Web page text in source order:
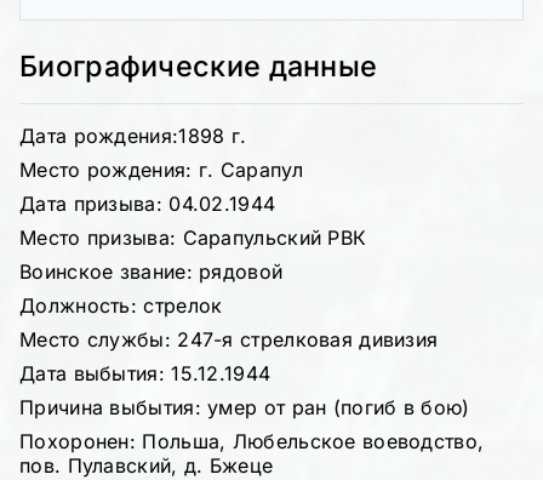
Биографические данные
Дата рождения:1898 г.
Место рождения: г. Сарапул
Дата призыва: 04.02.1944
Место призыва: Сарапульский РВК
Воинское звание: рядовой
Должность: стрелок
Место службы: 247-я стрелковая дивизия
Дата выбытия: 15.12.1944
Причина выбытия: умер от ран (погиб в бою)
Похоронен: Польша, Любельское воеводство,
пов. Пулавский, д. Бжеце